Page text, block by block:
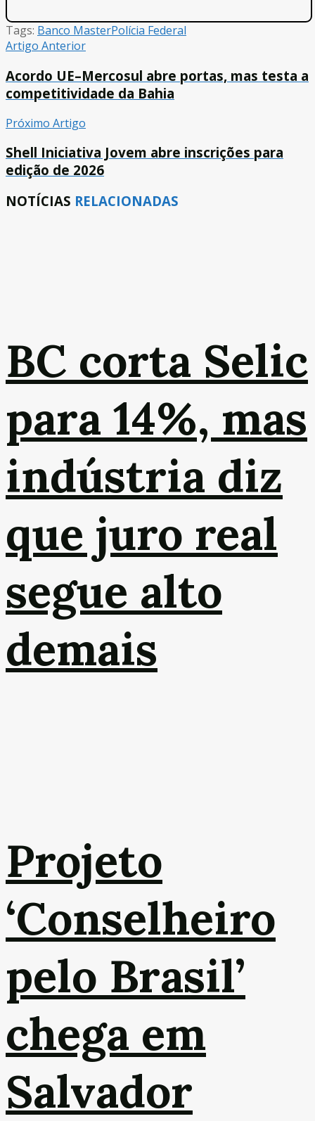
Tags: Banco MasterPolícia Federal
Artigo Anterior
Acordo UE–Mercosul abre portas, mas testa a
competitividade da Bahia
Próximo Artigo
Shell Iniciativa Jovem abre inscrições para
edição de 2026
NOTÍCIAS RELACIONADAS
BC corta Selic
para 14%, mas
indústria diz
que juro real
segue alto
demais
Projeto
‘Conselheiro
pelo Brasil’
chega em
Salvador